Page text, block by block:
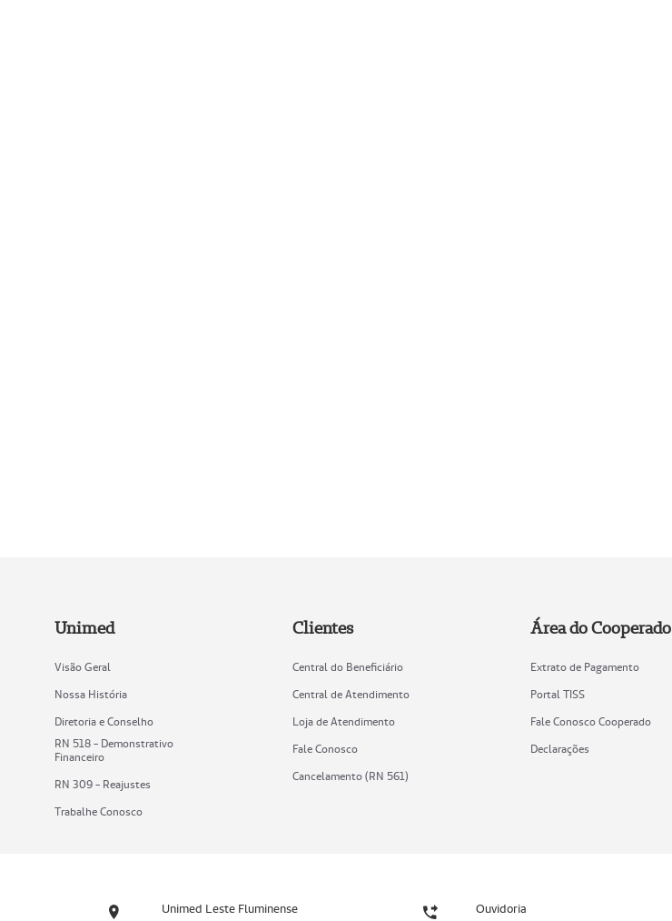
Unimed
Visão Geral
Nossa História
Diretoria e Conselho
RN 518 - Demonstrativo
Financeiro
RN 309 - Reajustes
Trabalhe Conosco
Clientes
Central do Beneficiário
Central de Atendimento
Loja de Atendimento
Fale Conosco
Cancelamento (RN 561)
Área do Cooperado
Extrato de Pagamento
Portal TISS
Fale Conosco Cooperado
Declarações
Unimed Leste Fluminense Ouvidoria